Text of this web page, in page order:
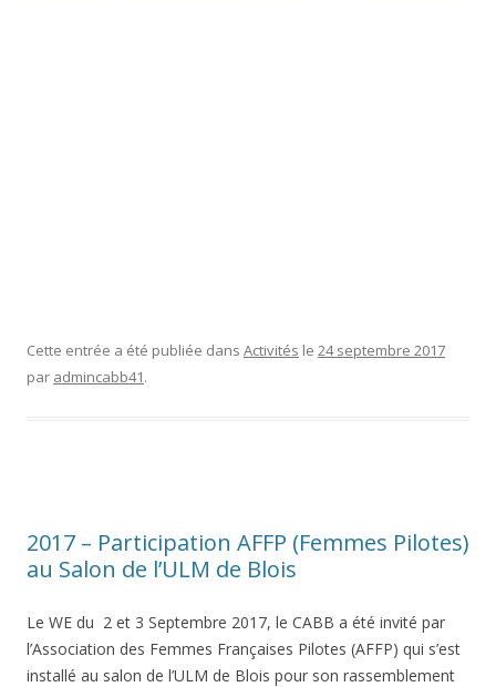
Cette entrée a été publiée dans Activités le 24 septembre 2017
par admincabb41.
2017 – Participation AFFP (Femmes Pilotes)
au Salon de l’ULM de Blois
Le WE du 2 et 3 Septembre 2017, le CABB a été invité par
l’Association des Femmes Françaises Pilotes (AFFP) qui s’est
installé au salon de l’ULM de Blois pour son rassemblement